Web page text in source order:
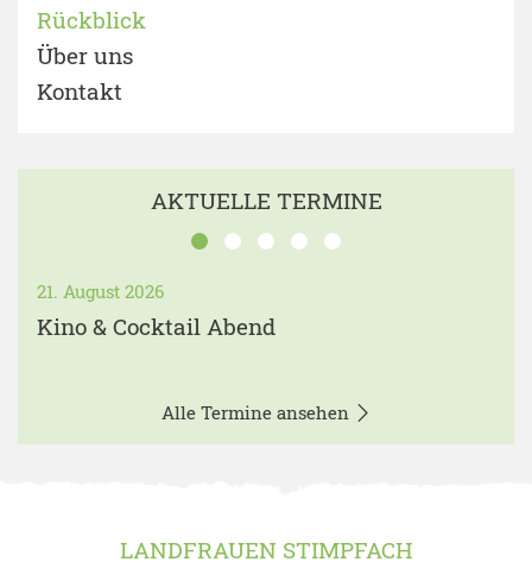
Rückblick
Über uns
Kontakt
AKTUELLE TERMINE
21. August 2026
Kino & Cocktail Abend
Alle Termine ansehen
LANDFRAUEN STIMPFACH